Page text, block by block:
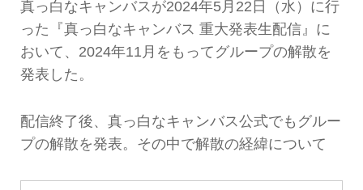
真っ白なキャンバスが2024年5月22日（水）に行
った『真っ白なキャンバス 重大発表生配信』に
おいて、2024年11月をもってグループの解散を
発表した。
配信終了後、真っ白なキャンバス公式でもグルー
プの解散を発表。その中で解散の経緯について